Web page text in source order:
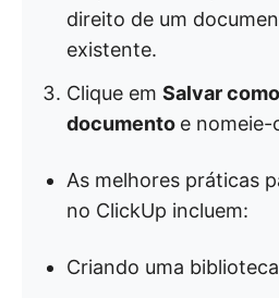
direito de um
existente.
Clique em Salvar
documento e nomeie-
As melhores práticas
no ClickUp incluem:
Criando uma